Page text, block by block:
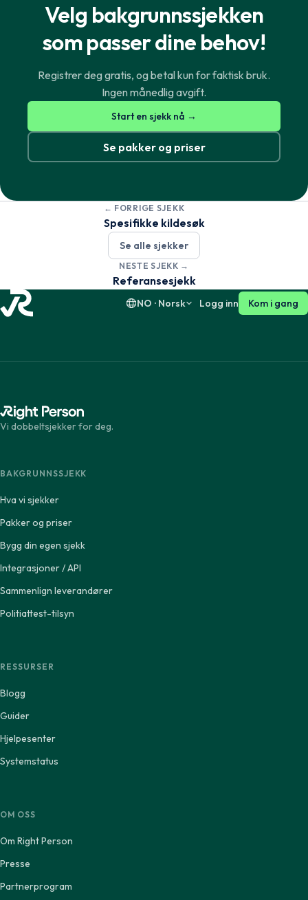
Velg bakgrunnssjekken
som passer dine behov!
Registrer deg gratis, og betal kun for faktisk bruk.
Ingen månedlig avgift.
Start en sjekk nå →
Se pakker og priser
← FORRIGE SJEKK
Spesifikke kildesøk
Se alle sjekker
NESTE SJEKK →
Referansesjekk
NO · Norsk
English
English
English
English
Logg inn Kom i gang
Vi dobbeltsjekker for deg.
BAKGRUNNSSJEKK
Hva vi sjekker
Pakker og priser
Bygg din egen sjekk
Integrasjoner / API
Sammenlign leverandører
Politiattest-tilsyn
RESSURSER
Blogg
Guider
Hjelpesenter
Systemstatus
OM OSS
Om Right Person
Presse
Partnerprogram